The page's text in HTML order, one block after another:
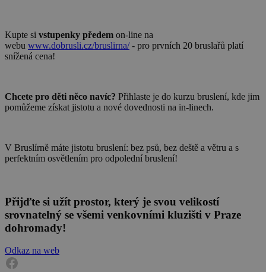
Kupte si vstupenky předem on-line na
webu www.dobrusli.cz/bruslirna/- pro prvních 20 bruslařů platí
snížená cena!
Chcete pro děti něco navíc? Přihlaste je do kurzu bruslení, kde jim
pomůžeme získat jistotu a nové dovednosti na in-linech.
V Bruslírně máte jistotu bruslení: bez psů, bez deště a větru a s
perfektním osvětlením pro odpolední bruslení!
Přijďte si užít prostor, který je svou velikostí
srovnatelný se všemi venkovními kluzišti v Praze
dohromady!
Odkaz na web